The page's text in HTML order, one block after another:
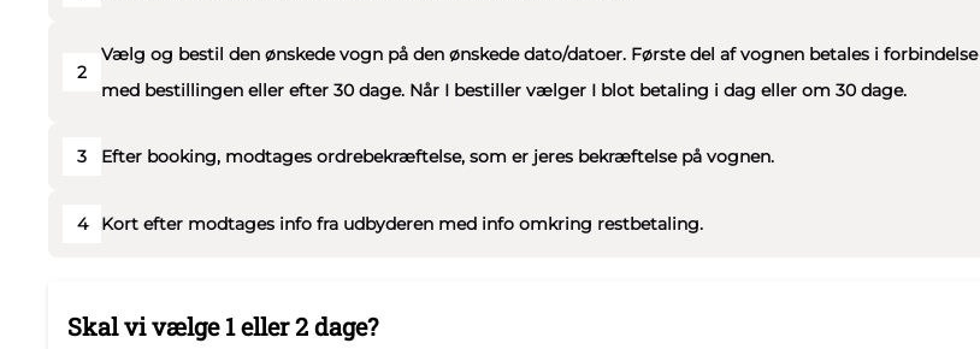
2
Vælg og bestil den ønskede vogn på den ønskede dato/datoer. Første del af vognen betales i forbindelse
med bestillingen eller efter 30 dage. Når I bestiller vælger I blot betaling i dag eller om 30 dage.
3 Efter booking, modtages ordrebekræftelse, som er jeres bekræftelse på vognen.
4 Kort efter modtages info fra udbyderen med info omkring restbetaling.
Skal vi vælge 1 eller 2 dage?